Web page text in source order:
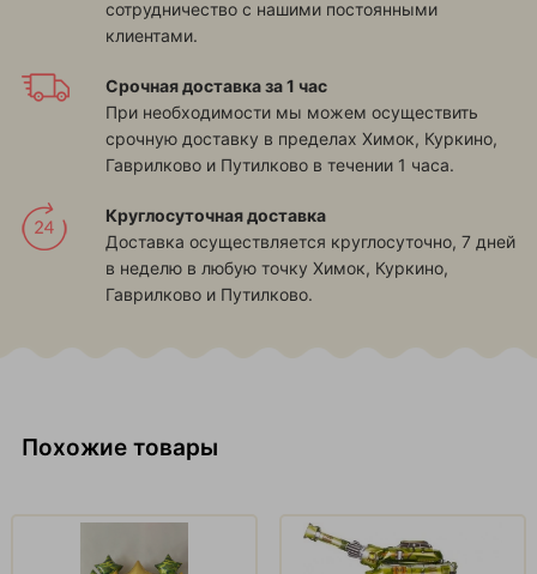
сотрудничество с нашими постоянными
клиентами.
Срочная доставка за 1 час
При необходимости мы можем осуществить
срочную доставку в пределах Химок, Куркино,
Гаврилково и Путилково в течении 1 часа.
Круглосуточная доставка
Доставка осуществляется круглосуточно, 7 дней
в неделю в любую точку Химок, Куркино,
Гаврилково и Путилково.
Похожие товары